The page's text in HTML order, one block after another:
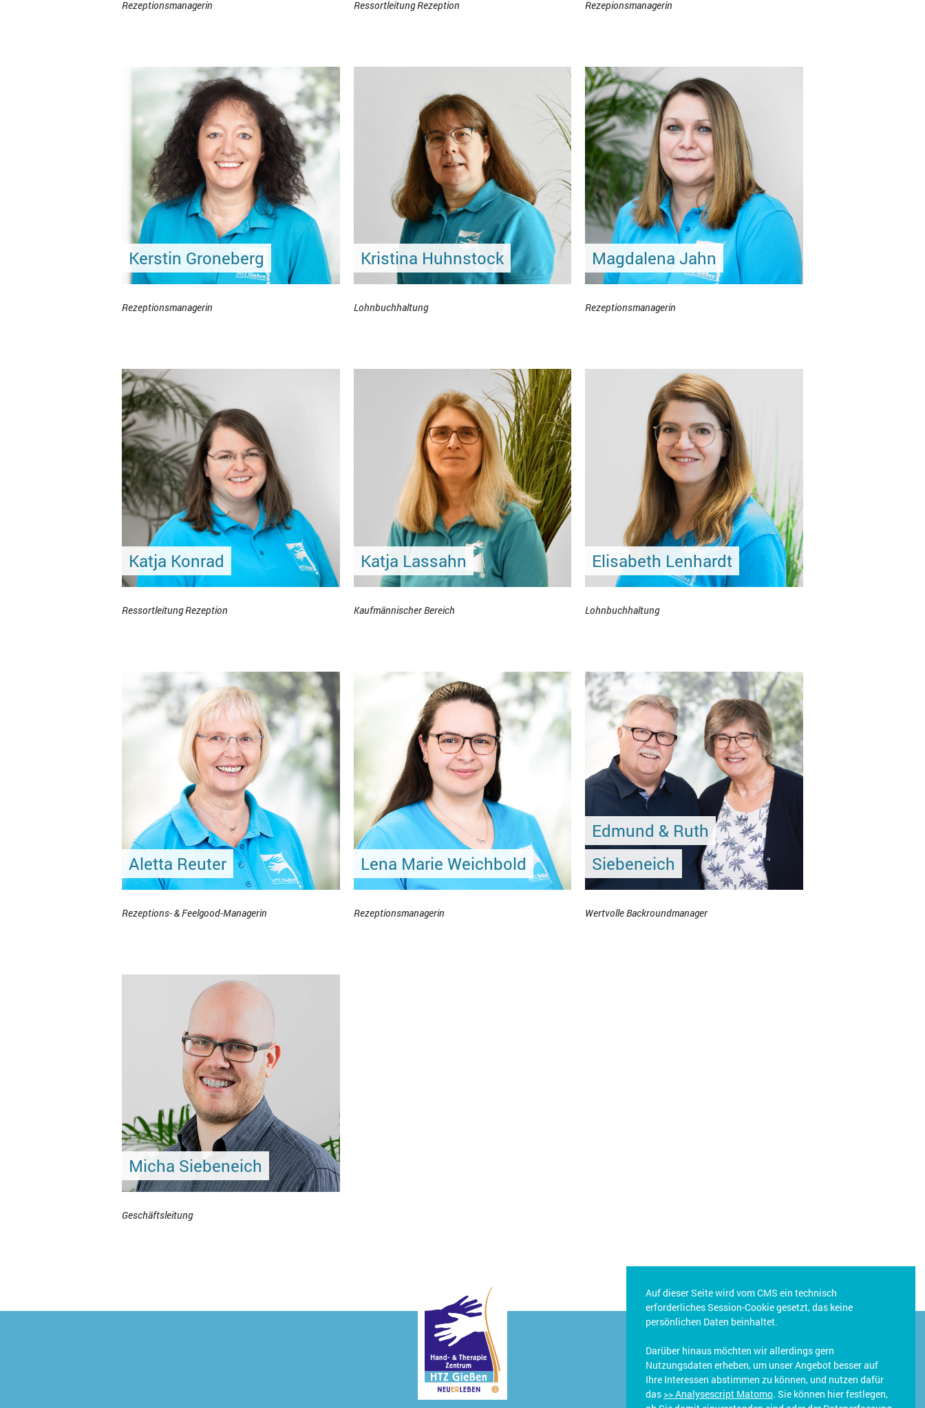
Auf dieser Seite wird vom CMS ein technisch
erforderliches Session-Cookie gesetzt, das keine
persönlichen Daten beinhaltet.
Darüber hinaus möchten wir allerdings gern
Nutzungsdaten erheben, um unser Angebot besser auf
Ihre Interessen abstimmen zu können, und nutzen dafür
das >> Analysescript Matomo. Sie können hier festlegen,
Rezeptionsmanagerin Ressortleitung Rezeption Rezepionsmanagerin
Kerstin Groneberg
Rezeptionsmanagerin
Kristina Huhnstock
Lohnbuchhaltung
Magdalena Jahn
Rezeptionsmanagerin
Katja Konrad
Ressortleitung Rezeption
Katja Lassahn
Kaufmännischer Bereich
Elisabeth Lenhardt
Lohnbuchhaltung
Aletta Reuter
Rezeptions- & Feelgood-Managerin
Lena Marie Weichbold
Rezeptionsmanagerin
Edmund & Ruth
Siebeneich
Wertvolle Backroundmanager
Micha Siebeneich
Geschäftsleitung